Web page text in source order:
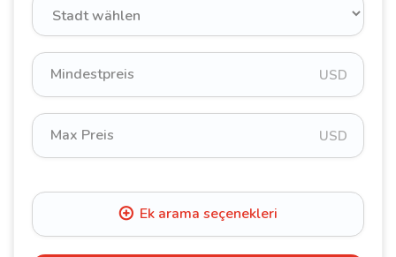
USD
USD